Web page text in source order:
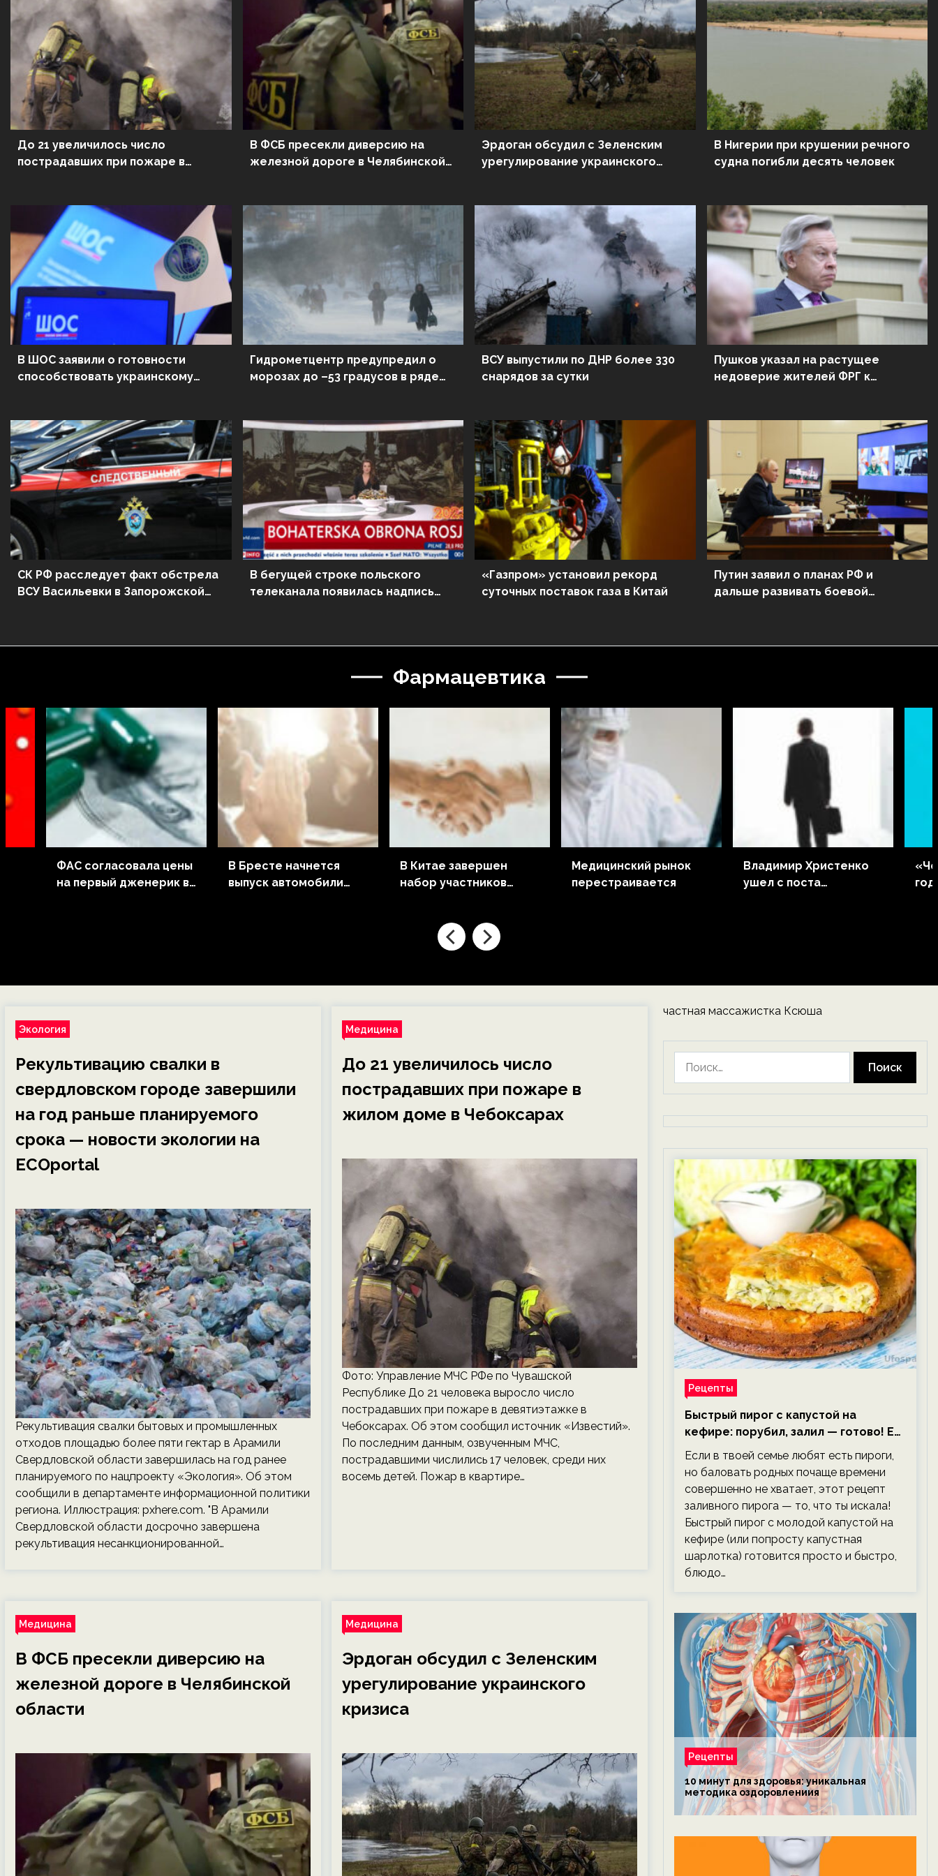
До 21 увеличилось число
пострадавших при пожаре в
В ФСБ пресекли диверсию на
железной дороге в Челябинской
Эрдоган обсудил с Зеленским
урегулирование украинского
В Нигерии при крушении речного
судна погибли десять человек
В ШОС заявили о готовности
способствовать украинскому
Гидрометцентр предупредил о
морозах до –53 градусов в ряде
ВСУ выпустили по ДНР более 330
снарядов за сутки
Пушков указал на растущее
недоверие жителей ФРГ к
СК РФ расследует факт обстрела
ВСУ Васильевки в Запорожской
В бегущей строке польского
телеканала появилась надпись
«Газпром» установил рекорд
суточных поставок газа в Китай
Путин заявил о планах РФ и
дальше развивать боевой
Фармацевтика
ФАС согласовала цены
на первый дженерик в
В Бресте начнется
выпуск автомобили
В Китае завершен
набор участников
оригинального
российского
Медицинский рынок
перестраивается
Владимир Христенко
ушел с поста
Экология
Рекультивацию свалки в
свердловском городе завершили
на год раньше планируемого
срока — новости экологии на
ECOportal
Рекультивация свалки бытовых и промышленных
отходов площадью более пяти гектар в Арамили
Свердловской области завершилась на год ранее
планируемого по нацпроекту «Экология». Об этом
сообщили в департаменте информационной политики
региона. Иллюстрация: pxhere.com. "В Арамили
Свердловской области досрочно завершена
рекультивация несанкционированной…
Медицина
До 21 увеличилось число
пострадавших при пожаре в
жилом доме в Чебоксарах
Фото: Управление МЧС РФе по Чувашской
Республике До 21 человека выросло число
пострадавших при пожаре в девятиэтажке в
Чебоксарах. Об этом сообщил источник «Известий».
По последним данным, озвученным МЧС,
пострадавшими числились 17 человек, среди них
восемь детей. Пожар в квартире…
Медицина
В ФСБ пресекли диверсию на
железной дороге в Челябинской
области
Медицина
Эрдоган обсудил с Зеленским
урегулирование украинского
кризиса
частная массажистка Ксюша
Рецепты
Быстрый пирог с капустой на
кефире: порубил, залил — готово! Ем,
не тревожась о фигуре!
Если в твоей семье любят есть пироги,
но баловать родных почаще времени
совершенно не хватает, этот рецепт
заливного пирога — то, что ты искала!
Быстрый пирог с молодой капустой на
кефире (или попросту капустная
шарлотка) готовится просто и быстро,
блюдо…
Рецепты
10 минут для здоровья: уникальная
методика оздоровлениия